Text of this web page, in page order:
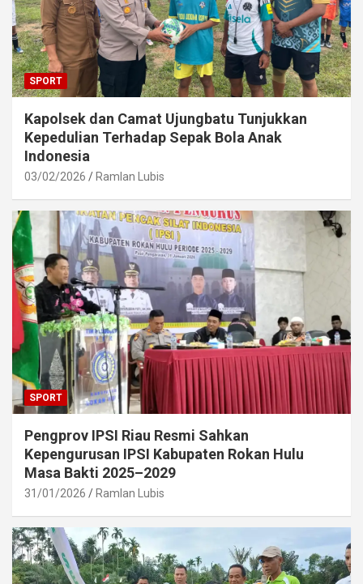
SPORT
Kapolsek dan Camat Ujungbatu Tunjukkan
Kepedulian Terhadap Sepak Bola Anak
Indonesia
03/02/2026 Ramlan Lubis
SPORT
Pengprov IPSI Riau Resmi Sahkan
Kepengurusan IPSI Kabupaten Rokan Hulu
Masa Bakti 2025–2029
31/01/2026 Ramlan Lubis